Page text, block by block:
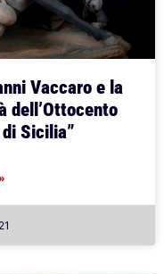
Vaccaro e la
dell’Ottocento
Sicilia”